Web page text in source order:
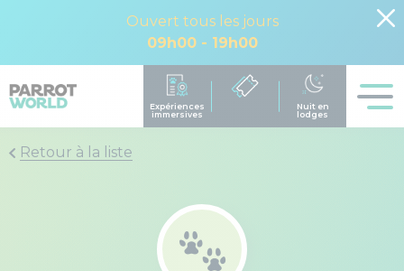
Ouvert tous les jours
09h00 - 19h00
Retour à la liste